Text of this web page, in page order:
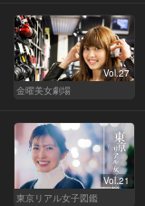
Vol.27
金曜美女劇場
Vol.21
東京リアル女子図鑑